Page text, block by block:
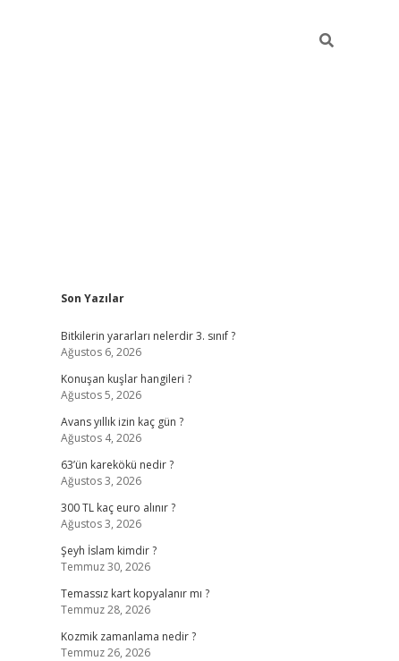
Sidebar
Son Yazılar
Bitkilerin yararları nelerdir 3. sınıf ?
Ağustos 6, 2026
Konuşan kuşlar hangileri ?
Ağustos 5, 2026
Avans yıllık izin kaç gün ?
Ağustos 4, 2026
63’ün karekökü nedir ?
Ağustos 3, 2026
300 TL kaç euro alınır ?
Ağustos 3, 2026
Şeyh İslam kimdir ?
Temmuz 30, 2026
Temassız kart kopyalanır mı ?
Temmuz 28, 2026
Kozmik zamanlama nedir ?
Temmuz 26, 2026